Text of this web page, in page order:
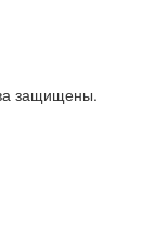
защищены.